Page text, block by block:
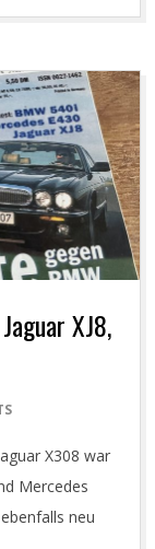
XJ8,
X308 war
Mercedes
neu